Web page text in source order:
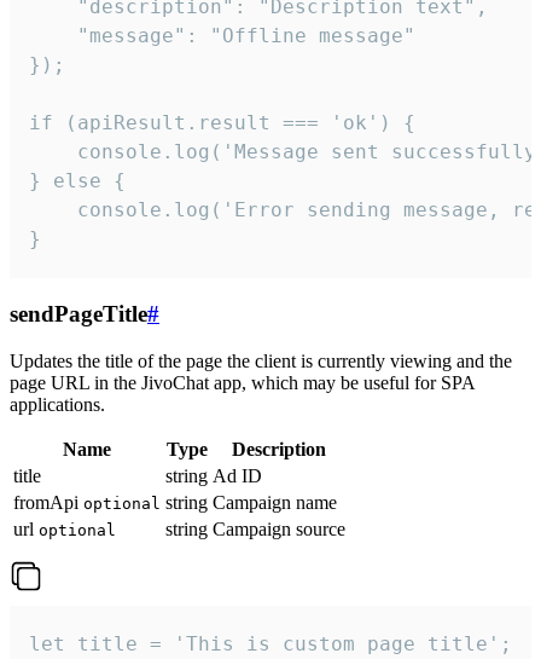
    "description": "Description text",
    "message": "Offline message"
});
if (apiResult.result === 'ok') {
console.log('Message sent
} else {
console.log('Error sending message,
}
sendPageTitle#
Updates the title of the page the client is currently viewing and the
page URL in the JivoChat app, which may be useful for SPA
applications.
Name Type
Description
title
string Ad ID
fromApi optional string Campaign name
url optional string Campaign source
let title = 'This is custom page title';